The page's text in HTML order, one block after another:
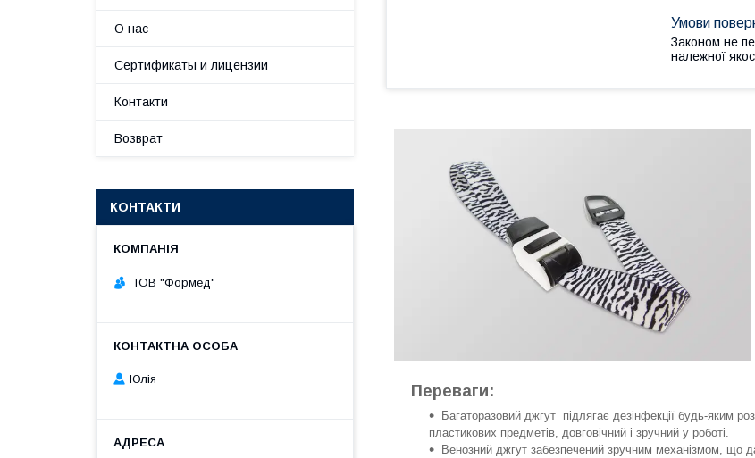
Законом не
належної
Переваги:
Багаторазовий джгут підлягає дезінфекції будь-яким
пластикових предметів, довговічний і зручний у роботі.
Венозний джгут забезпечений зручним механізмом, що
О нас
Сертификаты и лицензии
Контакти
Возврат
КОНТАКТИ
ТОВ "Формед"
Юлія